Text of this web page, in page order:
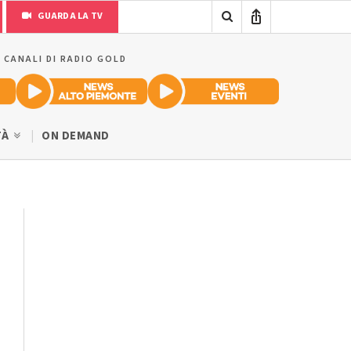
GUARDA LA TV
DI RADIO GOLD
ON DEMAND